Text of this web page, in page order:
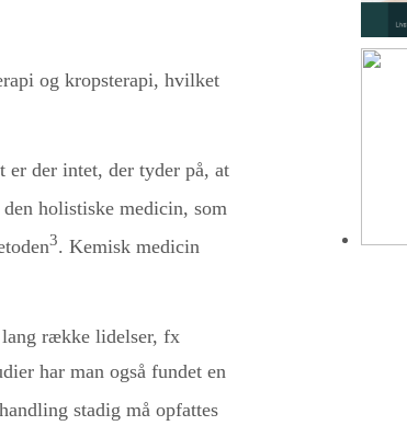
og kropsterapi, hvilket
er der intet, der tyder på, at
holistiske medicin, som
3. Kemisk medicin
række lidelser, fx
har man også fundet en
stadig må opfattes